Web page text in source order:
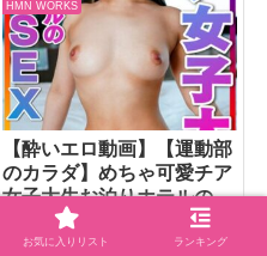
教記録 佐知子
HMN WORKS
【酔いエロ動画】【運動部
のカラダ】めちゃ可愛チア
女子大生お泊りホテルのリ
アルSEX。イケメン彼氏の
生ちんこに悶絶アクメ堕
お気に入りリスト ランキング